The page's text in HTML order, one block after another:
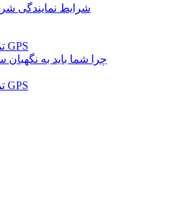
شرایط نمایندگی
تمدید اشتراک ردیاب GPS
چرا شما باید به نگهبان
تمدید اشتراک ردیاب GPS